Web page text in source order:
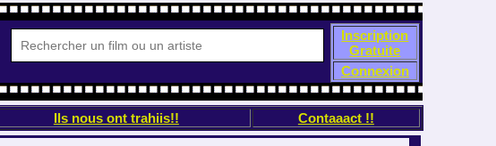
Inscription
Gratuite
Connexion
Ils nous ont trahiis!! Contaaact !!